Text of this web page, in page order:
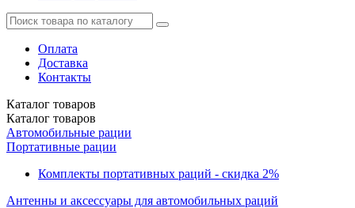
Оплата
Доставка
Контакты
Каталог товаров
Каталог товаров
Автомобильные рации
Портативные рации
Комплекты портативных раций - скидка 2%
Антенны и аксессуары для автомобильных раций